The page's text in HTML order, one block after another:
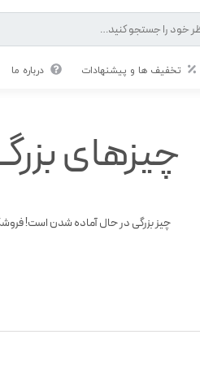
تخفیف ها و پیشنهادات درباره ما
چیزهای
چیز بزرگی در حال آماده شدن است!